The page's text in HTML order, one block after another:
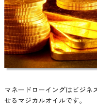
マネードローイングはビジネ
せるマジカルオイルです。